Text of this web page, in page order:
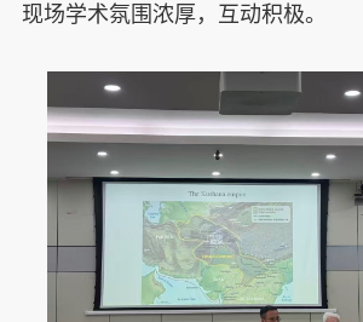
现场学术氛围浓厚，互动积极。